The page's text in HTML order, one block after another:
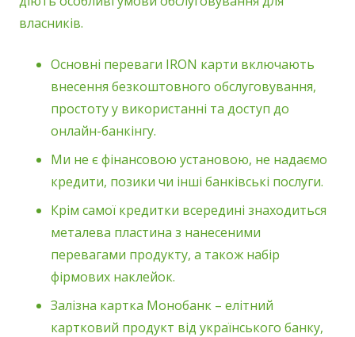
власників.
Основні переваги IRON карти включають
внесення безкоштовного обслуговування,
простоту у використанні та доступ до
онлайн-банкінгу.
Ми не є фінансовою установою, не надаємо
кредити, позики чи інші банківські послуги.
Крім самої кредитки всередині знаходиться
металева пластина з нанесеними
перевагами продукту, а також набір
фірмових наклейок.
Залізна картка Монобанк – елітний
картковий продукт від українського банку,